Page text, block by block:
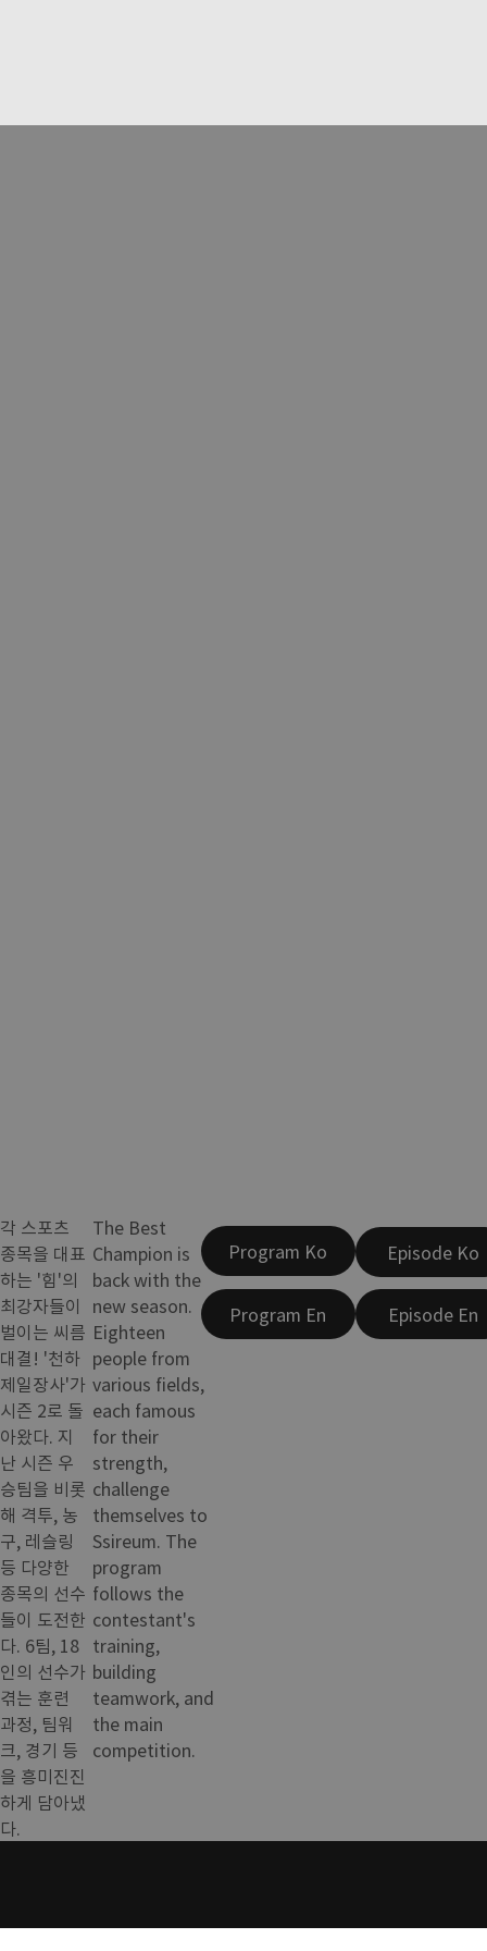
각 스포츠
종목을 대표
하는 '힘'의
최강자들이
벌이는 씨름
대결! '천하
제일장사'가
시즌 2로 돌
아왔다. 지
난 시즌 우
승팀을 비롯
해 격투, 농
구, 레슬링
등 다양한
종목의 선수
들이 도전한
다. 6팀, 18
인의 선수가
겪는 훈련
과정, 팀워
크, 경기 등
을 흥미진진
하게 담아냈
다.
The Best
Champion is
back with the
new season.
Eighteen
people from
various fields,
each famous
for their
strength,
challenge
themselves to
Ssireum. The
program
follows the
contestant's
training,
building
teamwork, and
the main
competition.
Program Ko
Program En
Episode Ko
Episode En